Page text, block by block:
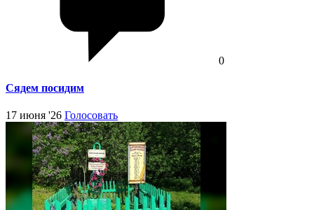
0
Сядем посидим
17 июня '26 Голосовать